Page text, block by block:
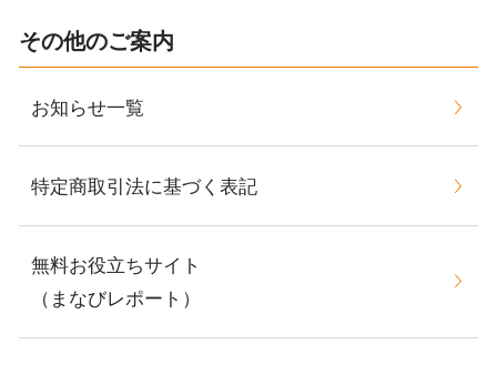
その他のご案内
お知らせ一覧
特定商取引法に基づく表記
無料お役立ちサイト
（まなびレポート）